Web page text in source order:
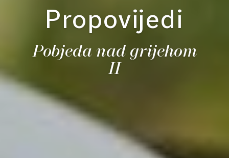
Propovijedi
Pobjeda nad grijehom
II